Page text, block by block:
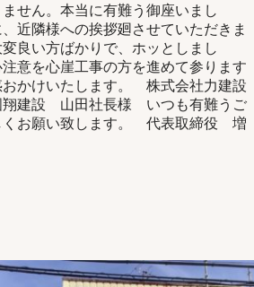
せん。本当に有難う御座いまし
近隣様への挨拶廻させていただきま
良い方ばかりで、ホッとしまし
意を心崖工事の方を進めて参ります
おかけいたします。 株式会社力建設
建設 山田社長様 いつも有難うご
くお願い致します。 代表取締役 増